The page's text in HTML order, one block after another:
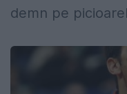
demn pe